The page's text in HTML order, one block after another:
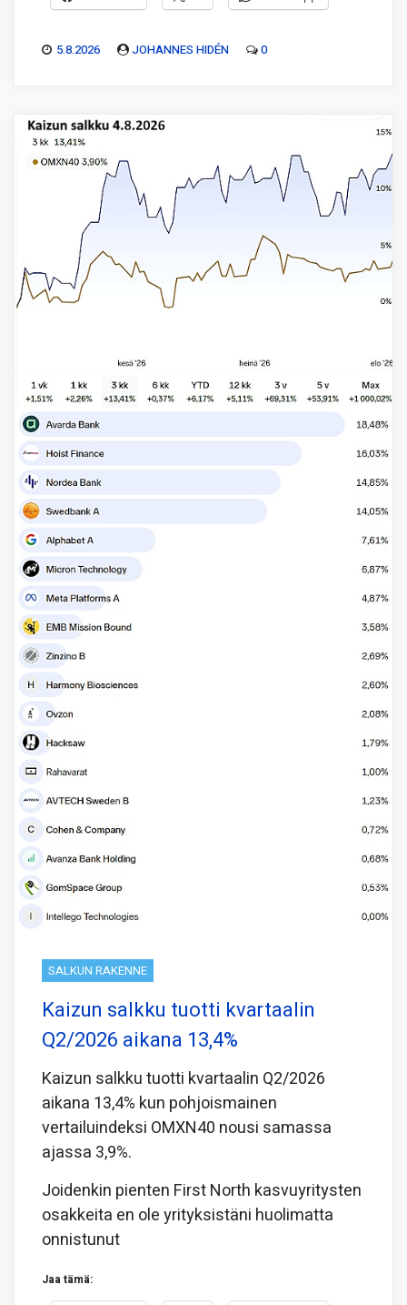
5.8.2026 JOHANNES HIDÉN 0
SALKUN RAKENNE
Kaizun salkku tuotti kvartaalin
Q2/2026 aikana 13,4%
Kaizun salkku tuotti kvartaalin Q2/2026
aikana 13,4% kun pohjoismainen
vertailuindeksi OMXN40 nousi samassa
ajassa 3,9%.
Joidenkin pienten First North kasvuyritysten
osakkeita en ole yrityksistäni huolimatta
onnistunut
Jaa tämä: